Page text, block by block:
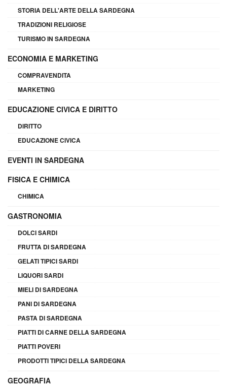
STORIA DELL'ARTE DELLA SARDEGNA
TRADIZIONI RELIGIOSE
TURISMO IN SARDEGNA
ECONOMIA E MARKETING
COMPRAVENDITA
MARKETING
EDUCAZIONE CIVICA E DIRITTO
DIRITTO
EDUCAZIONE CIVICA
EVENTI IN SARDEGNA
FISICA E CHIMICA
CHIMICA
GASTRONOMIA
DOLCI SARDI
FRUTTA DI SARDEGNA
GELATI TIPICI SARDI
LIQUORI SARDI
MIELI DI SARDEGNA
PANI DI SARDEGNA
PASTA DI SARDEGNA
PIATTI DI CARNE DELLA SARDEGNA
PIATTI POVERI
PRODOTTI TIPICI DELLA SARDEGNA
GEOGRAFIA